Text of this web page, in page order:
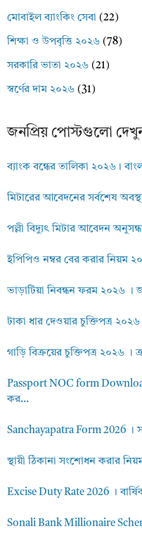
মোবাইল ব্যাংকিং সেবা (22)
শিক্ষা ও উপবৃত্তি ২০২৬ (78)
সরকারি ভাতা ২০২৬ (21)
স্বর্ণের দাম ২০২৬ (31)
জনপ্রিয় পোস্টগুলো
ব্যাংক বন্ধের তালিকা ২০২৬।
মিটারের আবেদনের সর্বশেষ
পল্লী বিদ্যুৎ মিটার আবেদন
ইপিপিও নম্বর বের করার নিয়ম
ভাড়াটিয়া নিবন্ধন ফরম ২০২৬ ।
টাকা ধার দেওয়ার চুক্তিপত্র
গাড়ি বিক্রয়ের চুক্তিপত্র ২০২৬ ।
Passport NOC form
কর...
Sanchayapatra Form 2026 ।
স্থায়ী ঠিকানা সংশোধন করার
Excise Duty Rate 2026 ।
Sonali Bank Millionaire